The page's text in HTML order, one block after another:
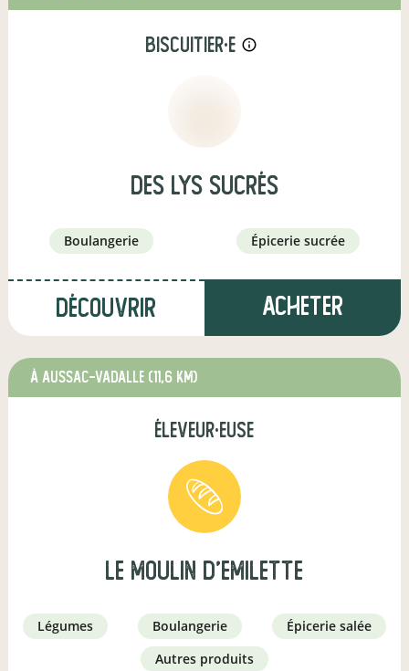
biscuitier·e info_outline
Des Lys Sucrés
boulangerie épicerie sucrée
Découvrir Acheter
à Aussac-Vadalle (11,6 km)
éleveur·euse
le moulin d'emilette
légumes boulangerie
épicerie salée
autres produits